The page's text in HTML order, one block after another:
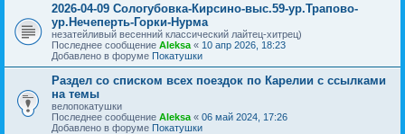
2026-04-09 Сологубовка-Кирсино-выс.59-ур.Трапово-
ур.Нечеперть-Горки-Нурма
незатейливый весенний классический лайтец-хитрец)
Последнее сообщение Aleksa « 10 апр 2026, 18:23
Добавлено в форуме Покатушки
Раздел со списком всех поездок по Карелии с ссылками
на темы
велопокатушки
Последнее сообщение Aleksa « 06 май 2024, 17:26
Добавлено в форуме Покатушки